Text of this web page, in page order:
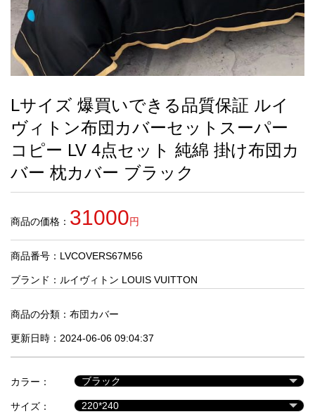
新
製
品
す
す
め
商
人
気
品
セ
商
品
Lサイズ 爆買いできる品質保証 ルイ
ヴィトン布団カバーセットスーパー
コピー LV 4点セット 純綿 掛け布団カ
バー 枕カバー ブラック
商品の価格： 31000円
商品番号：LVCOVERS67M56
ブランド： ルイヴィトン LOUIS VUITTON
商品の分類： 布団カバー
更新日時：2024-06-06 09:04:37
カラー：
サイズ：